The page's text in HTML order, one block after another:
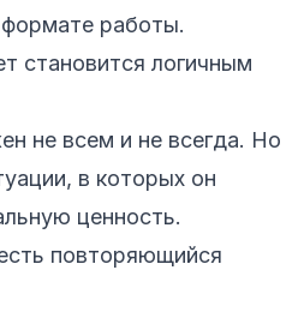
работы.
становится логичным
не всем и не всегда. Но
в которых он
ценность.
повторяющийся